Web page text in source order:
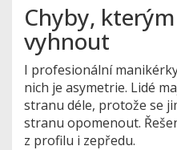
Chyby,
vyhnout
I profesionální
nich je asymetrie. Lidé
stranu déle, protože se
stranu opomenout.
z profilu i zepředu.